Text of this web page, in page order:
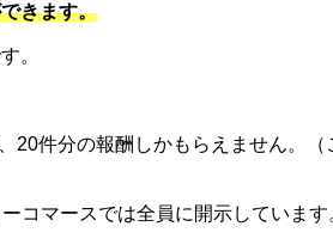
きます。
。
件分の報酬しかもらえません。
マースでは全員に開示していま